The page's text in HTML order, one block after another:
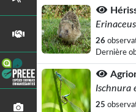
26
Dernière
Ischnura
25